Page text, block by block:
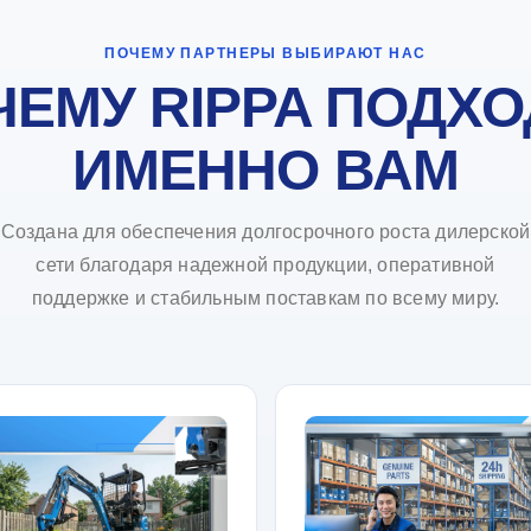
ПОЧЕМУ ПАРТНЕРЫ ВЫБИРАЮТ НАС
RIPPA
ИМЕННО ВАМ
Создана для обеспечения долгосрочного роста дилерской
сети благодаря надежной продукции, оперативной
поддержке и стабильным поставкам по всему миру.